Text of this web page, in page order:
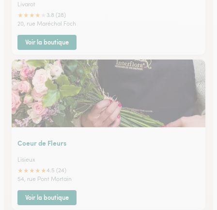
Livarot
★★★★
3.8 (28)
20, rue Maréchal Foch
Voir la boutique
Coeur de Fleurs
Lisieux
★★★★★4.5 (24)
54, rue Pont Mortain
Voir la boutique